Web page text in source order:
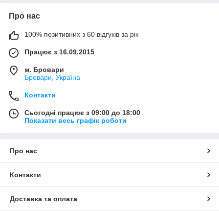
Про нас
100% позитивних з 60 відгуків за рік
Працює з 16.09.2015
м. Бровари
Бровари, Україна
Контакти
Сьогодні працює з 09:00 до 18:00
Показати весь графік роботи
Про нас
Контакти
Доставка та оплата